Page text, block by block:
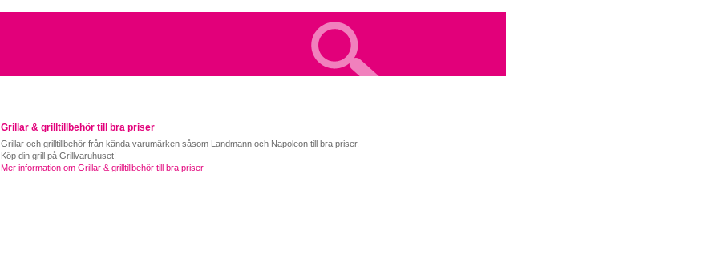
Grillar & grilltillbehör till bra priser
Grillar och grilltillbehör från kända varumärken såsom Landmann och Napoleon till bra priser.
Köp din grill på Grillvaruhuset!
Mer information om Grillar & grilltillbehör till bra priser